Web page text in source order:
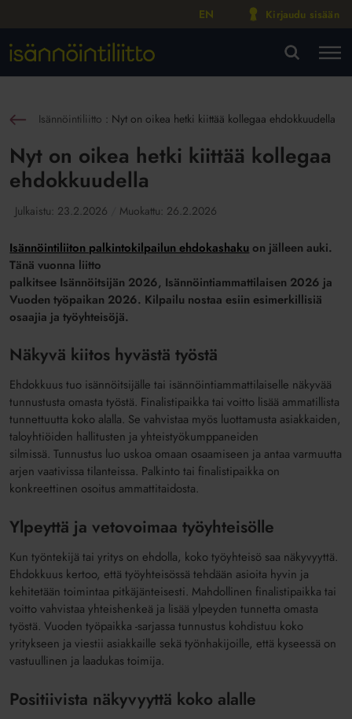
EN Kirjaudu sisään
Isännöintiliitto : Nyt on oikea hetki kiittää kollegaa ehdokkuudella
Nyt on oikea hetki kiittää kollegaa
ehdokkuudella
Julkaistu: 23.2.2026 Muokattu: 26.2.2026
Isännöintiliiton palkintokilpailun ehdokashaku on jälleen auki.
Tänä vuonna liitto
palkitsee Isännöitsijän 2026, Isännöintiammattilaisen 2026 ja
Vuoden työpaikan 2026. Kilpailu nostaa esiin esimerkillisiä
osaajia ja työyhteisöjä.
Näkyvä kiitos hyvästä työstä
Ehdokkuus tuo isännöitsijälle tai isännöintiammattilaiselle näkyvää
tunnustusta omasta työstä. Finalistipaikka tai voitto lisää ammatillista
tunnettuutta koko alalla. Se vahvistaa myös luottamusta asiakkaiden,
taloyhtiöiden hallitusten ja yhteistyökumppaneiden
silmissä. Tunnustus luo uskoa omaan osaamiseen ja antaa varmuutta
arjen vaativissa tilanteissa. Palkinto tai finalistipaikka on
konkreettinen osoitus ammattitaidosta.
Ylpeyttä ja vetovoimaa työyhteisölle
Kun työntekijä tai yritys on ehdolla, koko työyhteisö saa näkyvyyttä.
Ehdokkuus kertoo, että työyhteisössä tehdään asioita hyvin ja
kehitetään toimintaa pitkäjänteisesti. Mahdollinen finalistipaikka tai
voitto vahvistaa yhteishenkeä ja lisää ylpeyden tunnetta omasta
työstä. Vuoden työpaikka -sarjassa tunnustus kohdistuu koko
yritykseen ja viestii asiakkaille sekä työnhakijoille, että kyseessä on
vastuullinen ja laadukas toimija.
Positiivista näkyvyyttä koko alalle